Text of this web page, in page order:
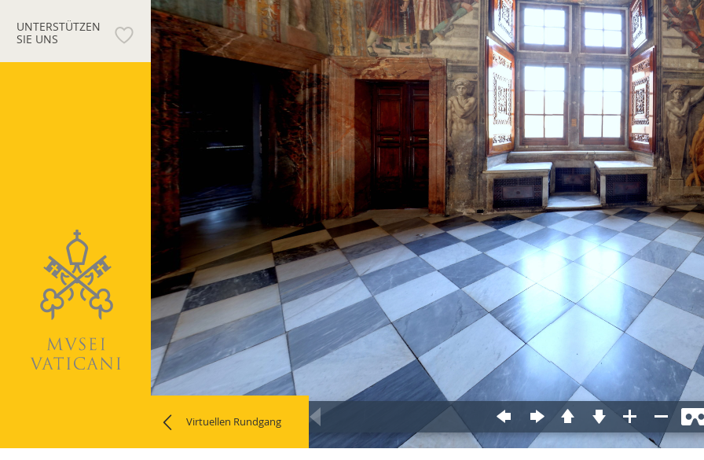
UNTERSTÜTZEN
SIE UNS
Virtuellen Rundgang